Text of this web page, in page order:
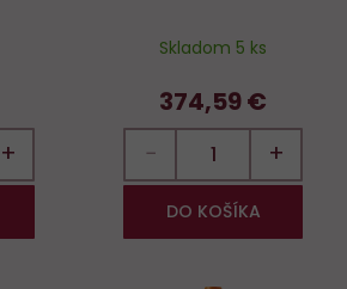
+
Skladom 5 ks
374,59 €
− +
DO KOŠÍKA